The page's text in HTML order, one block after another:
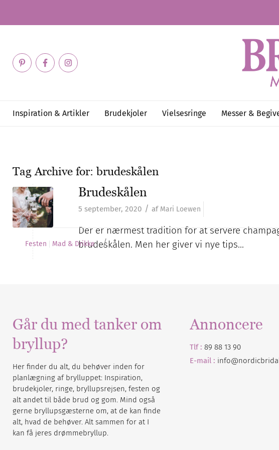
Inspiration & Artikler Brudekjoler Vielsesringe Messer &
Tag Archive for:brudeskålen
Brudeskålen
5 september, 2020 / af Mari Loewen
Der er nærmest tradition for at servere
brudeskålen. Men her giver vi nye tips…
Festen Mad & Drikke /
Går du med tanker om
bryllup?
Her finder du alt, du behøver inden for
planlægning af brylluppet: Inspiration,
brudekjoler, ringe, bryllupsrejsen, festen og
alt andet til både brud og gom. Mind også
gerne bryllupsgæsterne om, at de kan finde
alt, hvad de behøver. Alt sammen for at I
kan få jeres drømmebryllup.
Annoncere
Tlf : 89 88 13 90
E-mail :